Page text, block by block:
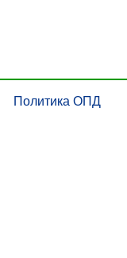
Политика ОПД